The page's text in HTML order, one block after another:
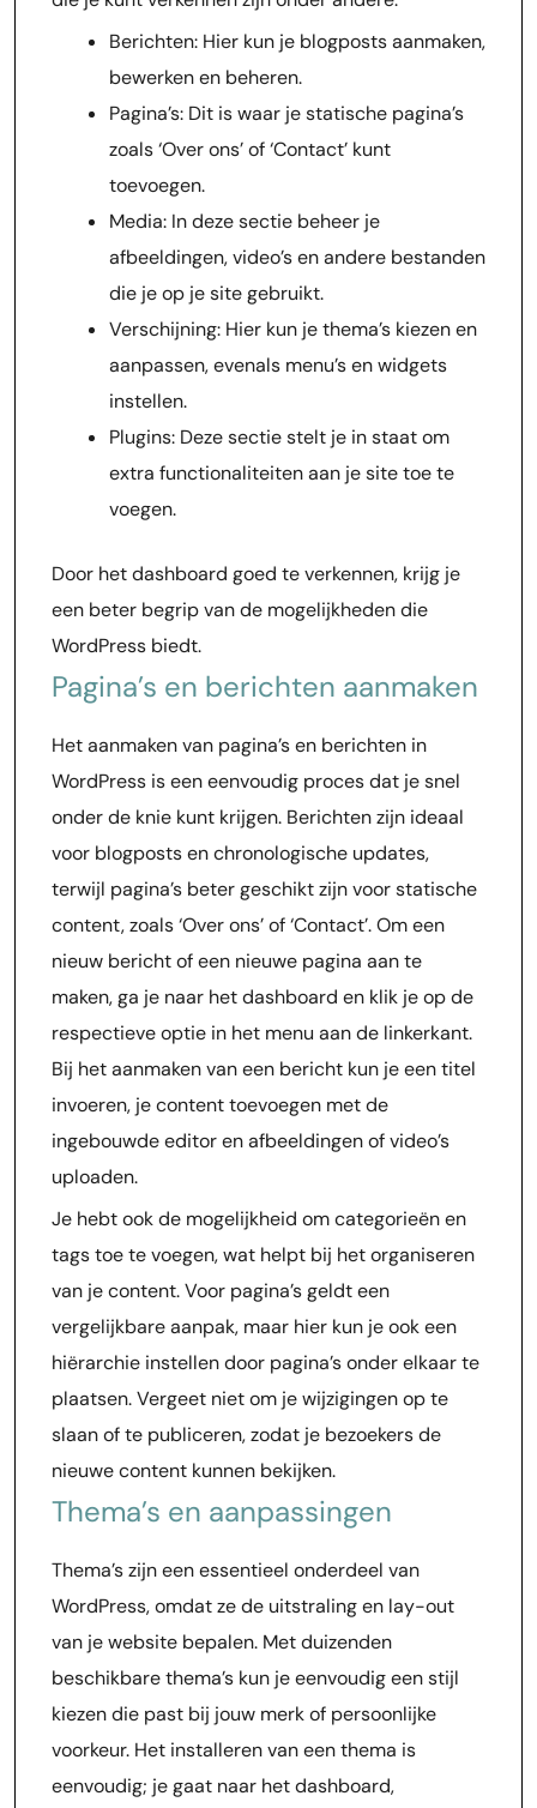
Berichten: Hier kun je blogposts aanmaken,
bewerken en beheren.
Pagina’s: Dit is waar je statische pagina’s
zoals ‘Over ons’ of ‘Contact’ kunt
toevoegen.
Media: In deze sectie beheer je
afbeeldingen, video’s en andere bestanden
die je op je site gebruikt.
Verschijning: Hier kun je thema’s kiezen en
aanpassen, evenals menu’s en widgets
instellen.
Plugins: Deze sectie stelt je in staat om
extra functionaliteiten aan je site toe te
voegen.
Door het dashboard goed te verkennen, krijg je
een beter begrip van de mogelijkheden die
WordPress biedt.
Pagina’s en berichten aanmaken
Het aanmaken van pagina’s en berichten in
WordPress is een eenvoudig proces dat je snel
onder de knie kunt krijgen. Berichten zijn ideaal
voor blogposts en chronologische updates,
terwijl pagina’s beter geschikt zijn voor statische
content, zoals ‘Over ons’ of ‘Contact’. Om een
nieuw bericht of een nieuwe pagina aan te
maken, ga je naar het dashboard en klik je op de
respectieve optie in het menu aan de linkerkant.
Bij het aanmaken van een bericht kun je een titel
invoeren, je content toevoegen met de
ingebouwde editor en afbeeldingen of video’s
uploaden.
Je hebt ook de mogelijkheid om categorieën en
tags toe te voegen, wat helpt bij het organiseren
van je content. Voor pagina’s geldt een
vergelijkbare aanpak, maar hier kun je ook een
hiërarchie instellen door pagina’s onder elkaar te
plaatsen. Vergeet niet om je wijzigingen op te
slaan of te publiceren, zodat je bezoekers de
nieuwe content kunnen bekijken.
Thema’s en aanpassingen
Thema’s zijn een essentieel onderdeel van
WordPress, omdat ze de uitstraling en lay-out
van je website bepalen. Met duizenden
beschikbare thema’s kun je eenvoudig een stijl
kiezen die past bij jouw merk of persoonlijke
voorkeur. Het installeren van een thema is
eenvoudig; je gaat naar het dashboard,